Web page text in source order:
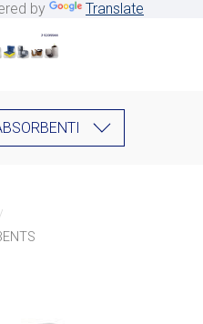
by Translate